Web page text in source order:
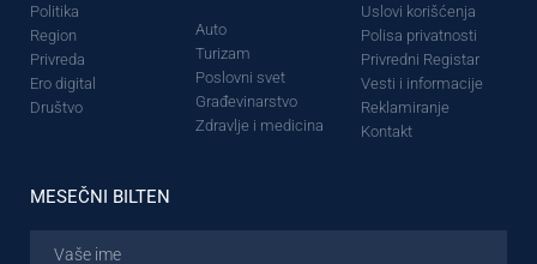
Politika
Region
Privreda
Ero digital
Društvo
Auto
Turizam
Poslovni svet
Građevinarstvo
Zdravlje i medicina
Uslovi korišćenja
Polisa privatnosti
Privredni Registar
Vesti i informacije
Reklamiranje
Kontakt
MESEČNI BILTEN